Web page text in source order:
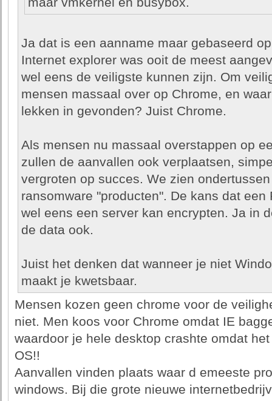
Ja dat is een aanname maar gebaseerd
Internet explorer was ooit de meest
wel eens de veiligste kunnen zijn. Om
mensen massaal over op Chrome, en
lekken in gevonden? Juist Chrome.
Als mensen nu massaal overstappen op
zullen de aanvallen ook verplaatsen,
vergroten op succes. We zien
ransomware "producten". De kans dat
wel eens een server kan encrypten. Ja in
de data ook.
Juist het denken dat wanneer je niet
maakt je kwetsbaar.
Mensen kozen geen chrome voor de
niet. Men koos voor Chrome omdat IE
waardoor je hele desktop crashte omdat
OS!!
Aanvallen vinden plaats waar d emeeste
windows. Bij die grote nieuwe